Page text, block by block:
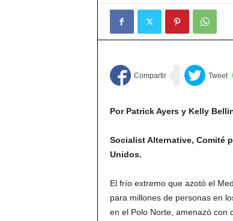
Por Patrick Ayers y Kelly
Socialist Alternative, Comité
Unidos.
El frío extremo que azotó el
para millones de personas en
en el Polo Norte, amenazó con